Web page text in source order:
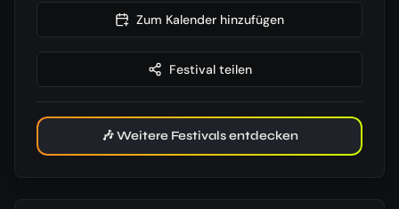
Zum Kalender hinzufügen
Festival teilen
🎶 Weitere Festivals entdecken